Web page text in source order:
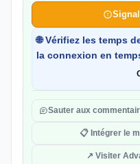
🌐 Vérifiez les temps
la connexion en
Sauter aux
📋 Intégrer le
↗ Visiter